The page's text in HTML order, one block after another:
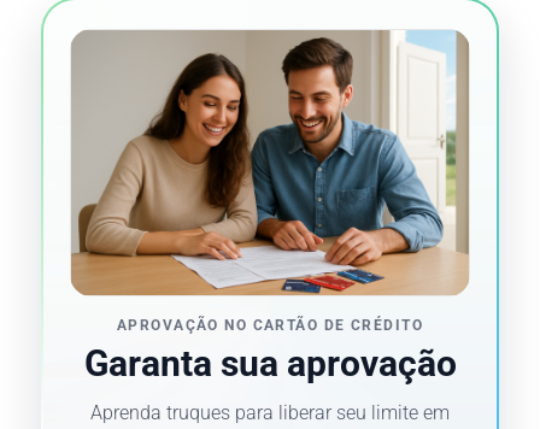
I
APROVAÇÃO NO CARTÃO DE CRÉDITO
Garanta sua aprovação
Aprenda truques para liberar seu limite em